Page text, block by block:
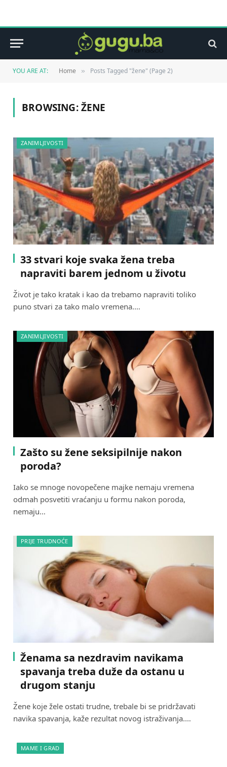
YOU ARE AT: Home » Posts Tagged "žene" (Page 2)
BROWSING:ŽENE
ZANIMLJIVOSTI
33 stvari koje svaka žena treba
napraviti barem jednom u životu
Život je tako kratak i kao da trebamo napraviti toliko
puno stvari za tako malo vremena.…
ZANIMLJIVOSTI
Zašto su žene seksipilnije nakon
poroda?
Iako se mnoge novopečene majke nemaju vremena
odmah posvetiti vraćanju u formu nakon poroda,
nemaju…
PRIJE TRUDNOĆE
Ženama sa nezdravim navikama
spavanja treba duže da ostanu u
drugom stanju
Žene koje žele ostati trudne, trebale bi se pridržavati
navika spavanja, kaže rezultat novog istraživanja.…
MAME I GRAD